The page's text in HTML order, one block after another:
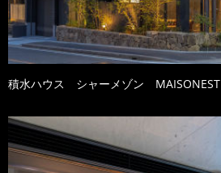
積水ハウス シャーメゾン MAISONEST